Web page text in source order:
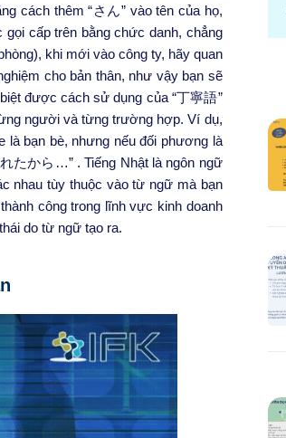
cách thêm “さん” vào tên của họ,
cấp trên bằng chức danh, chẳng
khi mới vào công ty, hãy quan
cho bản thân, như vậy bạn sẽ
được cách sử dụng của “丁寧語”
người và từng trường hợp. Ví dụ,
là bạn bè, nhưng nếu đối phương là
たから…” . Tiếng Nhật là ngôn ngữ
nhau tùy thuộc vào từ ngữ mà bạn
công trong lĩnh vực kinh doanh
do từ ngữ tạo ra.